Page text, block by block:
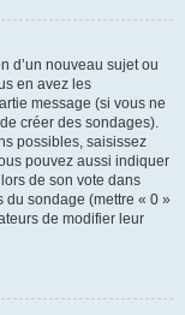
d’un nouveau sujet ou
en avez les
message (si vous ne
créer des sondages).
possibles, saisissez
pouvez aussi indiquer
de son vote dans
du sondage (mettre « 0 »
de modifier leur